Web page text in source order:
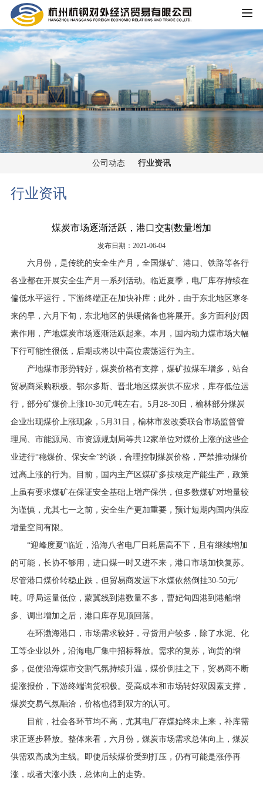
HOME
公司概况
公司简介
大事记
荣誉资质
企业文化
主营业务
黑色金属板块
煤焦板块
党群工作
新闻中心
招贤纳士
联系我们
English
About Us
公司动态 行业资讯
行业资讯
煤炭市场逐渐活跃，港口交割数量增加
发布日期：2021-06-04
六月份，是传统的安全生产月，全国煤矿、港口、铁路等各行
各业都在开展安全生产月一系列活动。临近夏季，电厂库存持续在
偏低水平运行，下游终端正在加快补库；此外，由于东北地区寒冬
来的早，六月下旬，东北地区的供暖储备也将展开。多方面利好因
素作用，产地煤炭市场逐渐活跃起来。本月，国内动力煤市场大幅
下行可能性很低，后期或将以中高位震荡运行为主。
产地煤市形势转好，煤炭价格有支撑，煤矿拉煤车增多，站台
贸易商采购积极。鄂尔多斯、晋北地区煤炭供不应求，库存低位运
行，部分矿煤价上涨10-30元/吨左右。5月28-30日，榆林部分煤炭
企业出现煤价上涨现象，5月31日，榆林市发改委联合市场监督管
理局、市能源局、市资源规划局等共12家单位对煤价上涨的这些企
业进行“稳煤价、保安全”约谈，合理控制煤炭价格，严禁推动煤价
过高上涨的行为。目前，国内主产区煤矿多按核定产能生产，政策
上虽有要求煤矿在保证安全基础上增产保供，但多数煤矿对增量较
为谨慎，尤其七一之前，安全生产更加重要，预计短期内国内供应
增量空间有限。
“迎峰度夏”临近，沿海八省电厂日耗居高不下，且有继续增加
的可能，长协不够用，进口煤一时又进不来，港口市场加快复苏。
尽管港口煤价转稳止跌，但贸易商发运下水煤依然倒挂30-50元/
吨。呼局运量低位，蒙冀线到港数量不多，曹妃甸四港到港船增
多、调出增加之后，港口库存见顶回落。
在环渤海港口，市场需求较好，寻货用户较多，除了水泥、化
工等企业以外，沿海电厂集中招标释放。需求的复苏，询货的增
多，促使沿海煤市交割气氛持续升温，煤价倒挂之下，贸易商不断
提涨报价，下游终端询货积极。受高成本和市场转好双因素支撑，
煤炭交易气氛融洽，价格也得到双方的认可。
目前，社会各环节均不高，尤其电厂存煤始终未上来，补库需
求正逐步释放。整体来看，六月份，煤炭市场需求总体向上，煤炭
供需双高成为主线。即使后续煤价受到打压，仍有可能是涨停再
涨，或者大涨小跌，总体向上的走势。